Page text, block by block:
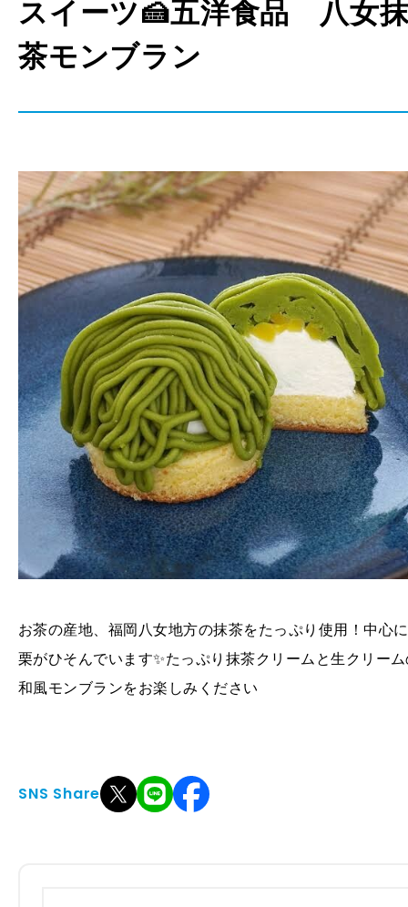
スイーツ🍰五洋食品 八女
茶モンブラン
お茶の産地、福岡八女地方の抹茶をたっぷり使用！中心
栗がひそんでいます✨たっぷり抹茶クリームと生クリー
和風モンブランをお楽しみください
SNS Share